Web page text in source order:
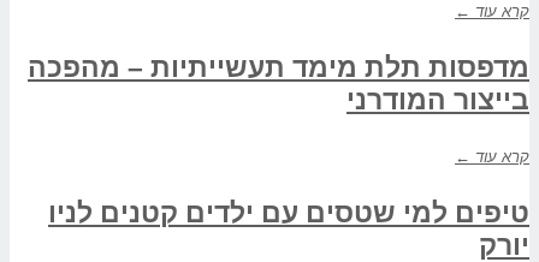
קרא עוד ←
מדפסות תלת מימד תעשייתיות – מהפכה
בייצור המודרני
קרא עוד ←
טיפים למי שטסים עם ילדים קטנים לניו
יורק